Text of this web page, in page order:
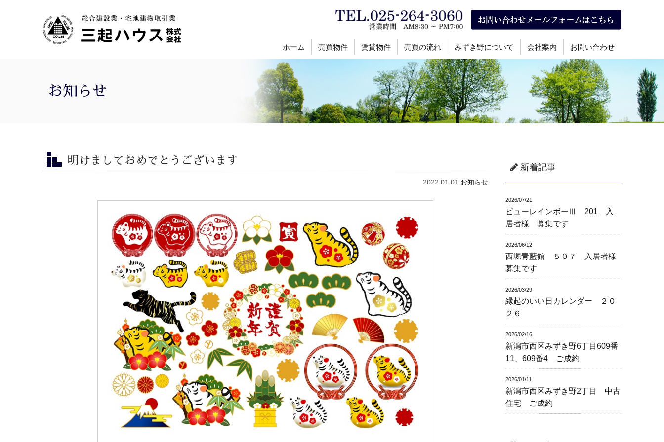
ホーム 売買物件 賃貸物件 売買の流れ みずき野について 会社案内 お問い合わせ
お知らせ
明けましておめでとうございます
2022.01.01 お知らせ
新着記事
2026/07/21
ビューレインボーⅢ 201 入
居者様 募集です
2026/06/12
西堀青藍館 ５０７ 入居者様
募集です
2026/03/29
縁起のいい日カレンダー ２０
２６
2026/02/16
新潟市西区みずき野6丁目609番
11、609番4 ご成約
2026/01/11
新潟市西区みずき野2丁目 中古
住宅 ご成約